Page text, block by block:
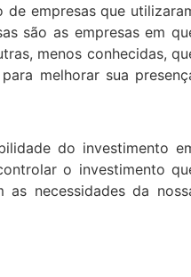
de empresas que
são as empresas em
menos conhecidas,
melhorar sua
do investimento
o investimento
necessidades da